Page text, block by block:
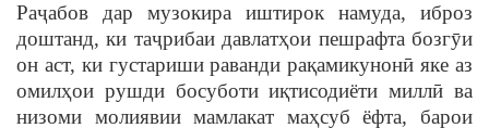
Раҷабов дар музокира иштирок намуда, иброз
доштанд, ки таҷрибаи давлатҳои пешрафта бозгӯи
он аст, ки густариши раванди рақамикунонӣ яке аз
омилҳои рушди босуботи иқтисодиёти миллӣ ва
низоми молиявии мамлакат маҳсуб ёфта, барои